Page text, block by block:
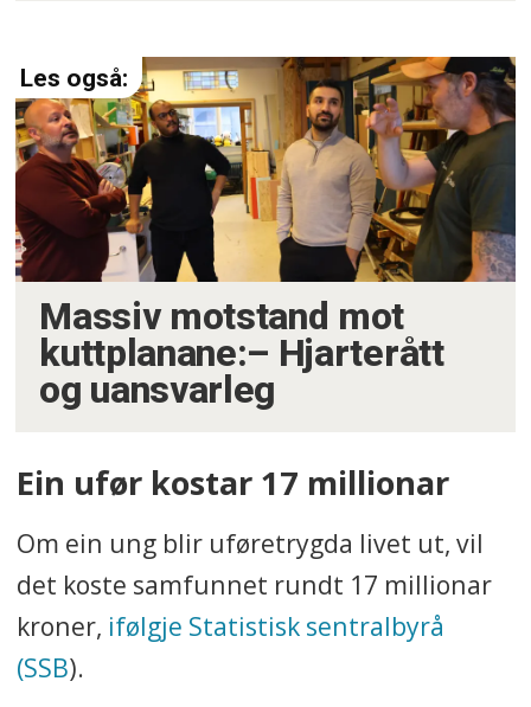
Består av ei målargruppe,
tømrargruppe og ei
vedlikehaldsgruppe.
Har lågterskeltilbod til unge
som slit med rus, psykisk uhelse
og funksjonsnedsetting blant
anna.
tømrar, vedlikehald og
vaktmeister-tenester for Oslo
kommune.
Har i dag lærlingplassar til fire
tømrarar og ein målar
Massiv motstand mot
kuttplanane:– Hjarterått
og uansvarleg
Ein ufør kostar 17 millionar
Om ein ung blir uføretrygda livet ut, vil
det koste samfunnet rundt 17 millionar
kroner, ifølgje Statistisk sentralbyrå
(SSB).